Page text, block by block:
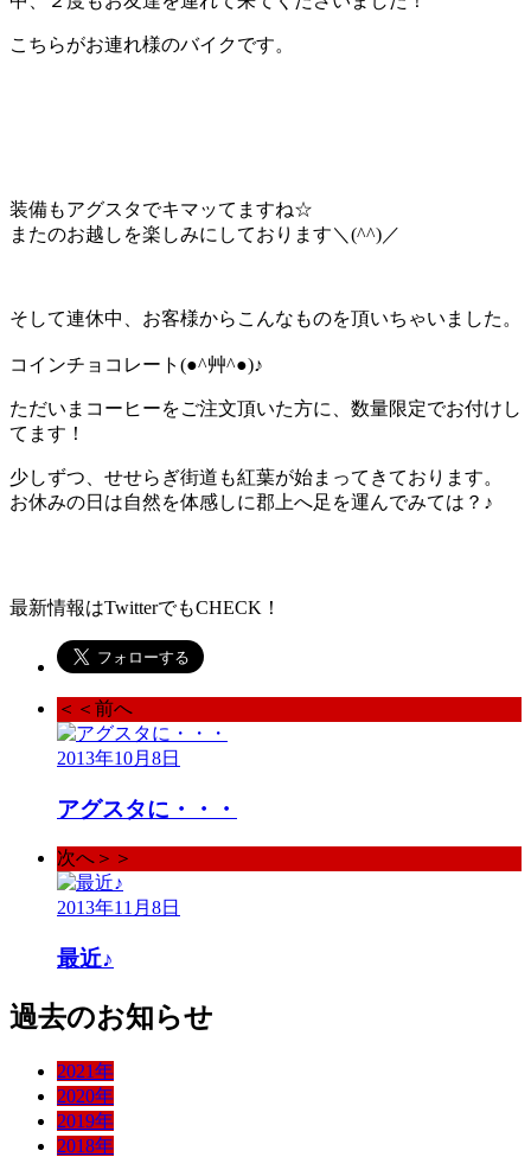
こちらがお連れ様のバイクです。
装備もアグスタでキマッてますね☆
またのお越しを楽しみにしております＼(^^)／
そして連休中、お客様からこんなものを頂いちゃいました。
コインチョコレート(●^艸^●)♪
ただいまコーヒーをご注文頂いた方に、数量限定でお付けし
てます！
少しずつ、せせらぎ街道も紅葉が始まってきております。
お休みの日は自然を体感しに郡上へ足を運んでみては？♪
最新情報はTwitterでもCHECK！
＜＜前へ
2013年10月8日
アグスタに・・・
次へ＞＞
2013年11月8日
最近♪
過去のお知らせ
2021年
2020年
2019年
2018年